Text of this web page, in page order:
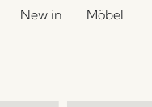
New in Möbel